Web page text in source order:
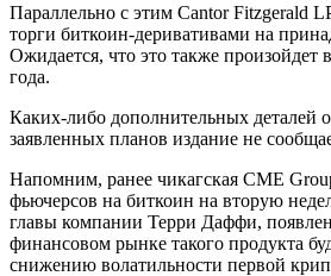
Параллельно с этим Cantor Fitzgerald
торги биткоин-деривативами на
Ожидается, что это также произойдет
года.
Каких-либо дополнительных деталей
заявленных планов издание не
Напомним, ранее чикагская CME
фьючерсов на биткоин на вторую
главы компании Терри Даффи,
финансовом рынке такого продукта
снижению волатильности первой